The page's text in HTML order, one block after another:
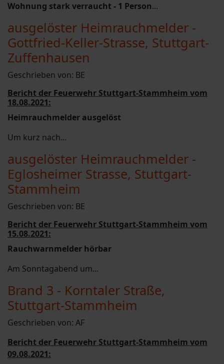
Wohnung stark verraucht - 1 Person...
ausgelöster Heimrauchmelder -
Gottfried-Keller-Strasse, Stuttgart-
Zuffenhausen
Geschrieben von: BE
Bericht der Feuerwehr Stuttgart-Stammheim vom
18.08.2021:
Heimrauchmelder ausgelöst
Um kurz nach...
ausgelöster Heimrauchmelder -
Eglosheimer Strasse, Stuttgart-
Stammheim
Geschrieben von: BE
Bericht der Feuerwehr Stuttgart-Stammheim vom
15.08.2021:
Rauchwarnmelder hörbar
Am Sonntagabend um...
Brand 3 - Korntaler Straße,
Stuttgart-Stammheim
Geschrieben von: AF
Bericht der Feuerwehr Stuttgart-Stammheim vom
09.08.2021: